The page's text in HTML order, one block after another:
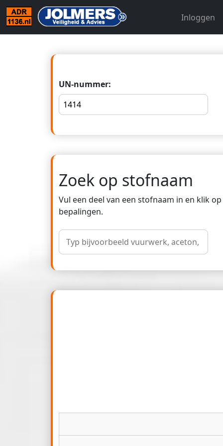
Inloggen
UN-nummer:
Zoek op stofnaam
Vul een deel van een stofnaam in en klik
bepalingen.